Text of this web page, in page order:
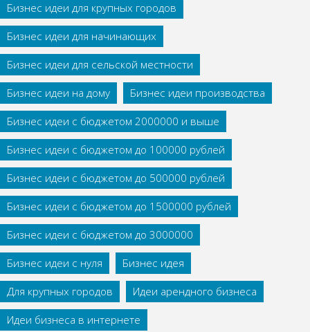
Бизнес идеи для крупных городов
Бизнес идеи для начинающих
Бизнес идеи для сельской местности
Бизнес идеи на дому
Бизнес идеи производства
Бизнес идеи с бюджетом 2000000 и выше
Бизнес идеи с бюджетом до 100000 рублей
Бизнес идеи с бюджетом до 500000 рублей
Бизнес идеи с бюджетом до 1500000 рублей
Бизнес идеи с бюджетом до 3000000
Бизнес идеи с нуля
Бизнес идея
Для крупных городов
Идеи арендного бизнеса
Идеи бизнеса в интернете